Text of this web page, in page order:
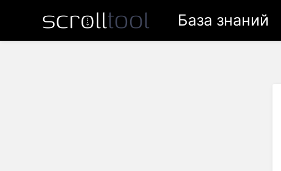
База знаний